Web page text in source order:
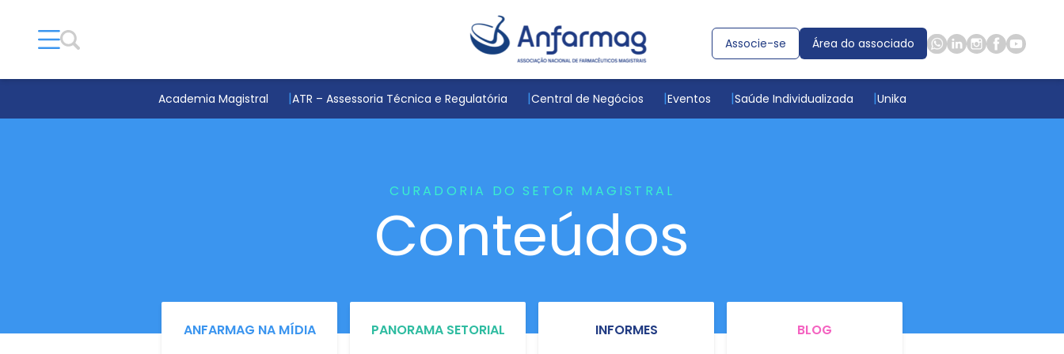
Associe-se Área do associado
Academia Magistral ATR – Assessoria Técnica e Regulatória Central de Negócios Eventos Saúde Individualizada Unika
CURADORIA DO SETOR MAGISTRAL
Conteúdos
ANFARMAG NA MÍDIA PANORAMA SETORIAL INFORMES BLOG